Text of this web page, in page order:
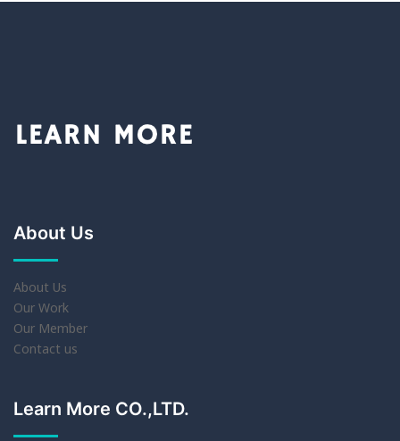
About Us
About Us
Our Work
Our Member
Contact us
Learn More CO.,LTD.